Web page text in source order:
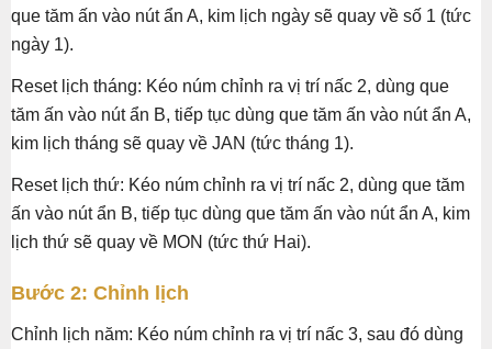
que tăm ấn vào nút ẩn A, kim lịch ngày sẽ quay về số 1 (tức
ngày 1).
Reset lịch tháng: Kéo núm chỉnh ra vị trí nấc 2, dùng que
tăm ấn vào nút ẩn B, tiếp tục dùng que tăm ấn vào nút ẩn A,
kim lịch tháng sẽ quay về JAN (tức tháng 1).
Reset lịch thứ: Kéo núm chỉnh ra vị trí nấc 2, dùng que tăm
ấn vào nút ẩn B, tiếp tục dùng que tăm ấn vào nút ẩn A, kim
lịch thứ sẽ quay về MON (tức thứ Hai).
Bước 2: Chỉnh lịch
Chỉnh lịch năm: Kéo núm chỉnh ra vị trí nấc 3, sau đó dùng